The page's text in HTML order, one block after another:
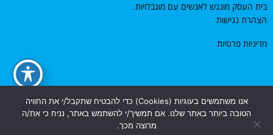
בית העסק מונגש לאנשים עם מוגבלויות.
הצהרת נגישות
מדיניות פרטיות
© כל הזכויות שמורות למיברג טכנולוגיות כבישה קרה בע"מ. 2014
אנו משתמשים בעוגיות (Cookies) כדי להבטיח שתקבל/י את החוויה
הטובה ביותר באתר שלנו. אם תמשיך/י להשתמש באתר, נניח כי את/ה
מרוצה מכך.